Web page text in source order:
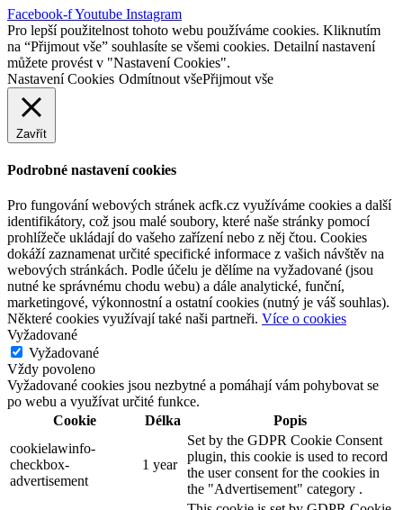
Facebook-fYoutube Instagram
Pro lepší použitelnost tohoto webu používáme cookies. Kliknutím
na “Přijmout vše” souhlasíte se všemi cookies. Detailní nastavení
můžete provést v "Nastavení Cookies".
Nastavení Cookies Odmítnout všePřijmout vše
Zavřít
Podrobné nastavení cookies
Pro fungování webových stránek acfk.cz využíváme cookies a další
identifikátory, což jsou malé soubory, které naše stránky pomocí
prohlížeče ukládají do vašeho zařízení nebo z něj čtou. Cookies
dokáží zaznamenat určité specifické informace z vašich návštěv na
webových stránkách. Podle účelu je dělíme na vyžadované (jsou
nutné ke správnému chodu webu) a dále analytické, funční,
marketingové, výkonnostní a ostatní cookies (nutný je váš souhlas).
Některé cookies využívají také naši partneři. Více o cookies
Vyžadované
Vyžadované
Vždy povoleno
Vyžadované cookies jsou nezbytné a pomáhají vám pohybovat se
po webu a využívat určité funkce.
Cookie
Délka
Popis
cookielawinfo-
checkbox-
advertisement
1 year
Set by the GDPR Cookie Consent
plugin, this cookie is used to record
the user consent for the cookies in
the "Advertisement" category .